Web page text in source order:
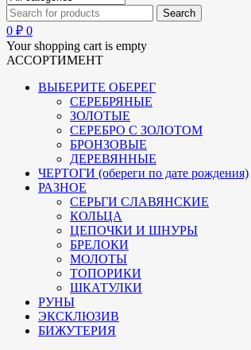
0 ₽ 0
Your shopping cart is empty
АССОРТИМЕНТ
ВЫБЕРИТЕ ОБЕРЕГ
СЕРЕБРЯНЫЕ
ЗОЛОТЫЕ
СЕРЕБРО С ЗОЛОТОМ
БРОНЗОВЫЕ
ДЕРЕВЯННЫЕ
ЧЕРТОГИ (обереги по дате рождения)
РАЗНОЕ
СЕРЬГИ СЛАВЯНСКИЕ
КОЛЬЦА
ЦЕПОЧКИ И ШНУРЫ
БРЕЛОКИ
МОЛОТЫ
ТОПОРИКИ
ШКАТУЛКИ
РУНЫ
ЭКСКЛЮЗИВ
БИЖУТЕРИЯ